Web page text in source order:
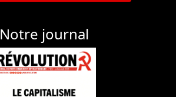
Notre journal